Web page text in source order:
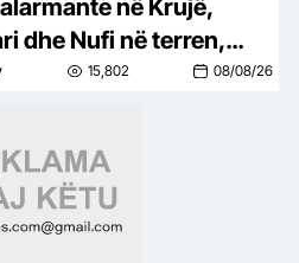
në Krujë,
dhe Nufi në terren,
pë evakuim
15,802 08/08/26